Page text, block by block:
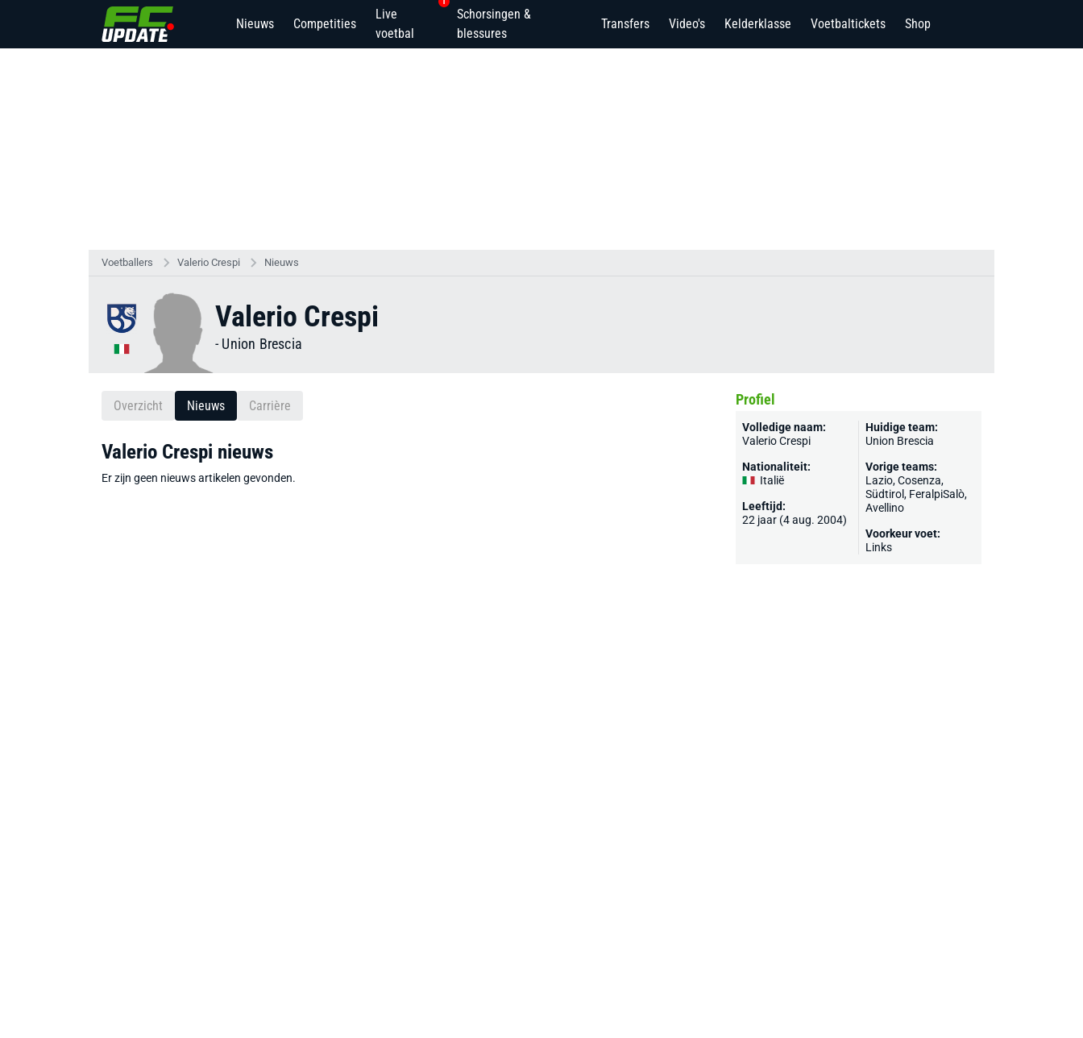
Nieuws Competities
Live
voetbal
Schorsingen &
blessures
Transfers Video's Kelderklasse Voetbaltickets Shop
Voetballers Valerio Crespi Nieuws
Valerio Crespi
- Union Brescia
Overzicht Nieuws Carrière
Valerio Crespi nieuws
Er zijn geen nieuws artikelen gevonden.
Profiel
Volledige naam:
Valerio Crespi
Nationaliteit:
Italië
Leeftijd:
22 jaar (4 aug. 2004)
Huidige team:
Union Brescia
Vorige teams:
Lazio,Cosenza,
Südtirol, FeralpiSalò,
Avellino
Voorkeur voet:
Links